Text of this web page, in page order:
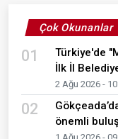
Çok Okunanlar
01
Türkiye'de
İlk İl
2 Ağu 2026 -
02
önemli